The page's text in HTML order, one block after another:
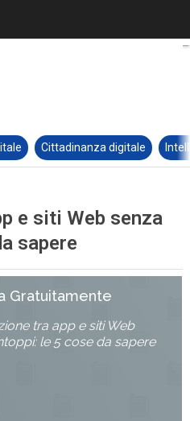
Cittadinanza digitale
e siti Web senza
sapere
Gratuitamente
tra app e siti Web
le 5 cose da sapere